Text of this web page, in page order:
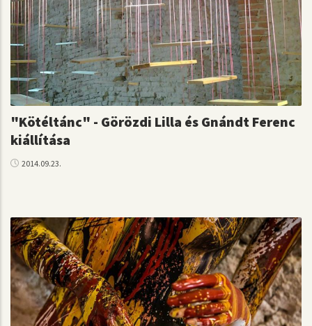
"Kötéltánc" - Görözdi Lilla és Gnándt Ferenc
kiállítása
2014.09.23.